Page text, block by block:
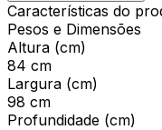
Características do
Pesos e Dimensões
Altura (cm)
84 cm
Largura (cm)
98 cm
Profundidade (cm)